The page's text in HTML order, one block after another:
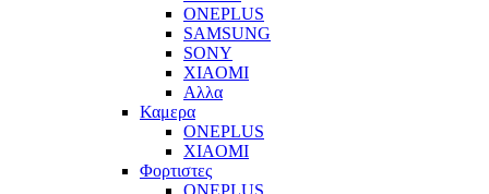
ONEPLUS
SAMSUNG
SONY
XIAOMI
Αλλα
Καμερα
ONEPLUS
XIAOMI
Φορτιστες
ONEPLUS